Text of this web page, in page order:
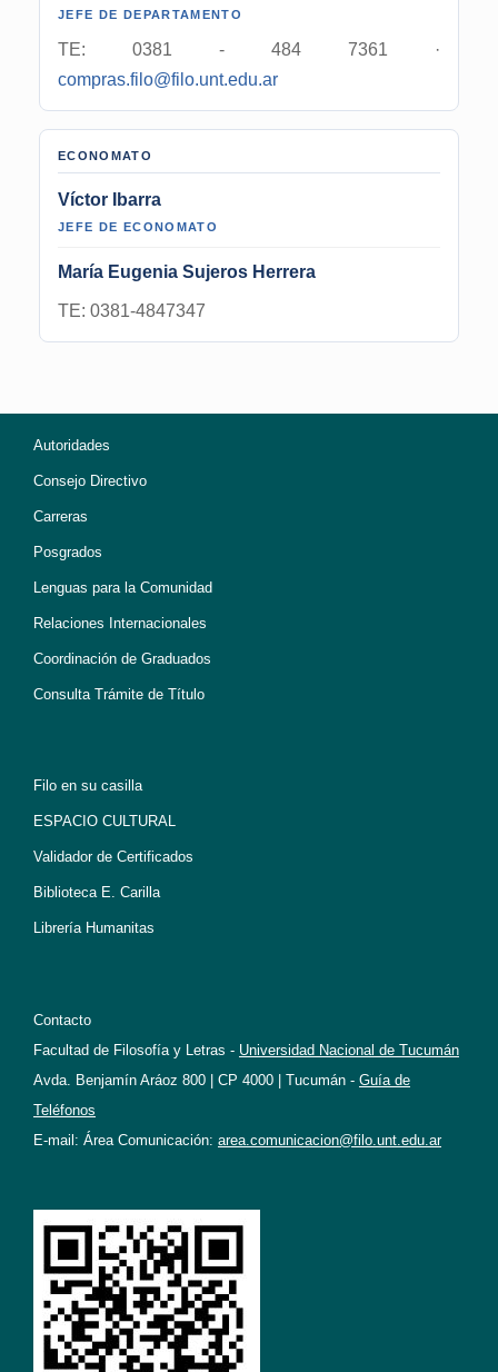
JEFE DE DEPARTAMENTO
TE: 0381 - 484 7361 ·
compras.filo@filo.unt.edu.ar
ECONOMATO
Víctor Ibarra
JEFE DE ECONOMATO
María Eugenia Sujeros Herrera
TE: 0381-4847347
Autoridades
Consejo Directivo
Carreras
Posgrados
Lenguas para la Comunidad
Relaciones Internacionales
Coordinación de Graduados
Consulta Trámite de Título
Filo en su casilla
ESPACIO CULTURAL
Validador de Certificados
Biblioteca E. Carilla
Librería Humanitas
Contacto
Facultad de Filosofía y Letras - Universidad Nacional de Tucumán
Avda. Benjamín Aráoz 800 | CP 4000 | Tucumán - Guía de
Teléfonos
E-mail: Área Comunicación: area.comunicacion@filo.unt.edu.ar